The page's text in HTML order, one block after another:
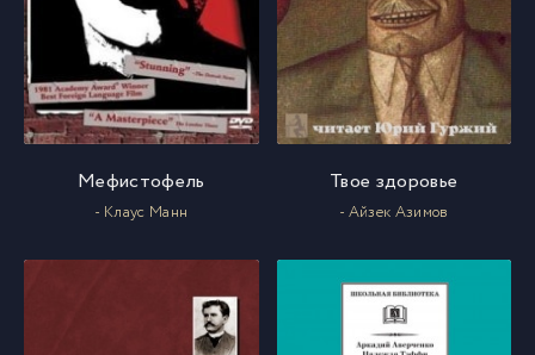
Мефистофель
- Клаус Манн
Твое здоровье
- Айзек Азимов